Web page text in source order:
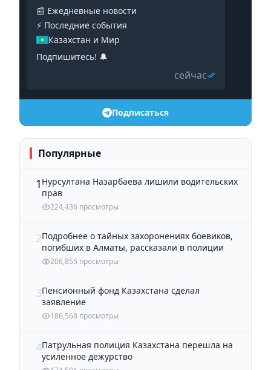
📰 Ежедневные новости
⚡️ Последние события
Казахстан и Мир
Подпишитесь! 🔔
сейчас
Подписаться
Популярные
1 Нурсултана Назарбаева лишили водительских
прав
224,436 просмотры
2Подробнее о тайных захоронениях боевиков,
погибших в Алматы, рассказали в полиции
206,855 просмотры
3Пенсионный фонд Казахстана сделал
заявление
186,568 просмотры
4Патрульная полиция Казахстана перешла на
усиленное дежурство